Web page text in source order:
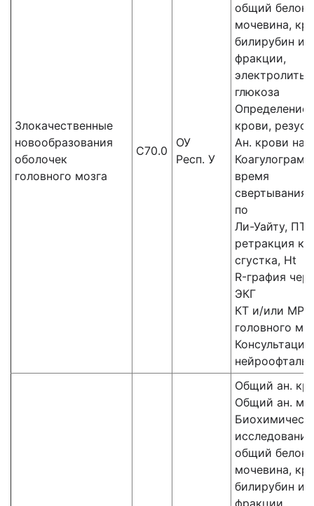
Злокачественные
новообразования
оболочек
головного мозга
C70.0
ОУ
Респ. У
общий белок,
мочевина,
билирубин и
фракции,
электролиты,
глюкоза
Определение
крови,
Ан. крови на
время
свертывания
по
Ли-Уайту,
ретракция
сгустка, Ht
R-графия
ЭКГ
КТ и/или МРТ
головного
Консультация
Общий ан.
Общий ан.
общий белок,
мочевина,
билирубин и
фракции,